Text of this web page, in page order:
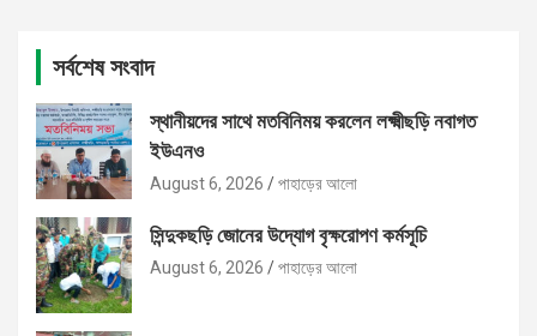
সর্বশেষ সংবাদ
স্থানীয়দের সাথে মতবিনিময় করলেন লক্ষ্মীছড়ি নবাগত
ইউএনও
August 6, 2026 পাহাড়ের আলো
সিন্দুকছড়ি জোনের উদ্যোগ বৃক্ষরোপণ কর্মসূচি
August 6, 2026 পাহাড়ের আলো